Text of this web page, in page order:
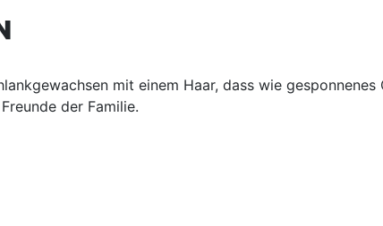
mit einem Haar, dass wie
der Familie.